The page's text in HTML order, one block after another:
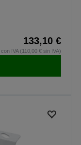
133,10 €
con IVA (110,00 € sin IVA)